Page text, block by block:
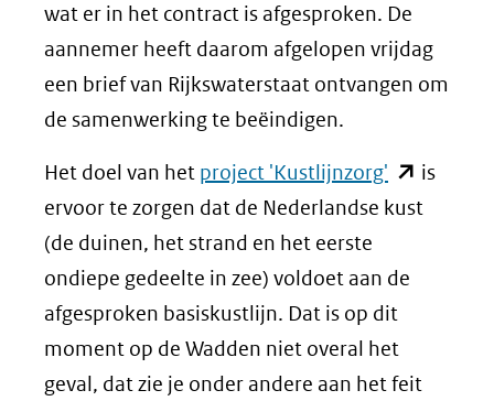
wat er in het contract is afgesproken. De
aannemer heeft daarom afgelopen vrijdag
een brief van Rijkswaterstaat ontvangen om
de samenwerking te beëindigen.
Het doel van het project 'Kustlijnzorg' (opent
in
venster)
(verwijst
naar
een
is
ervoor te zorgen dat de Nederlandse kust
(de duinen, het strand en het eerste
ondiepe gedeelte in zee) voldoet aan de
afgesproken basiskustlijn. Dat is op dit
moment op de Wadden niet overal het
geval, dat zie je onder andere aan het feit